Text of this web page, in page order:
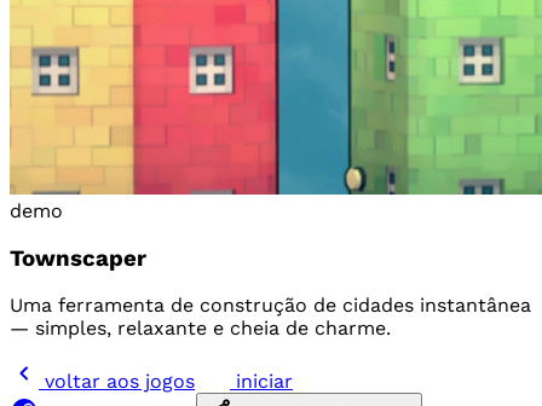
demo
Townscaper
Uma ferramenta de construção de cidades instantânea
— simples, relaxante e cheia de charme.
voltar aos jogos
iniciar